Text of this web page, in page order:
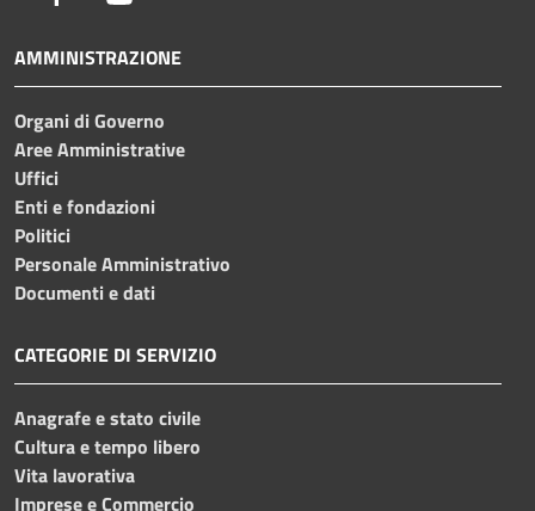
AMMINISTRAZIONE
Organi di Governo
Aree Amministrative
Uffici
Enti e fondazioni
Politici
Personale Amministrativo
Documenti e dati
CATEGORIE DI SERVIZIO
Anagrafe e stato civile
Cultura e tempo libero
Vita lavorativa
Imprese e Commercio